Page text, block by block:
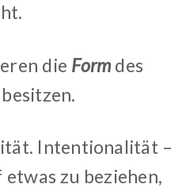
die Formdes
Intentionalität –
zu beziehen,